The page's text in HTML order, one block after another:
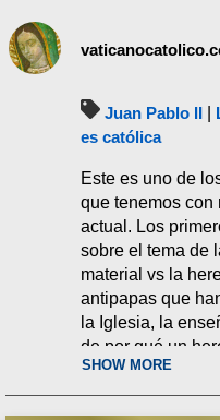
Juan Pablo II
es católica
Este es uno de
que tenemos con
actual. Los
sobre el tema de
material vs la
antipapas que
la Iglesia, la
de por qué un
etc.). El video se
impresionante a
SHOW MORE